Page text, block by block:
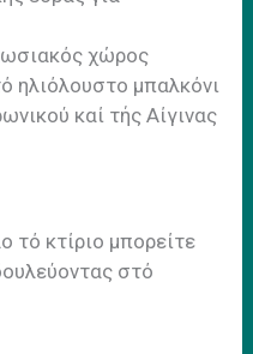
χώρος
ηλιόλουστο μπαλκόνι
καί τής Αίγινας
κτίριο μπορείτε
στό